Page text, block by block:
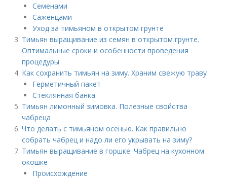
Семенами
Саженцами
Уход за тимьяном в открытом грунте
Тимьян выращивание из семян в открытом грунте.
Оптимальные сроки и особенности проведения
процедуры
Как сохранить тимьян на зиму. Храним свежую траву
Герметичный пакет
Стеклянная банка
Тимьян лимонный зимовка. Полезные свойства
чабреца
Что делать с тимьяном осенью. Как правильно
собрать чабрец и надо ли его укрывать на зиму?
Тимьян выращивание в горшке. Чабрец на кухонном
окошке
Происхождение